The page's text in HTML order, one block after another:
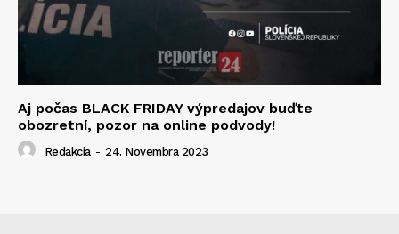
Aj počas BLACK FRIDAY výpredajov buďte
obozretní, pozor na online podvody!
Redakcia - 24. Novembra 2023